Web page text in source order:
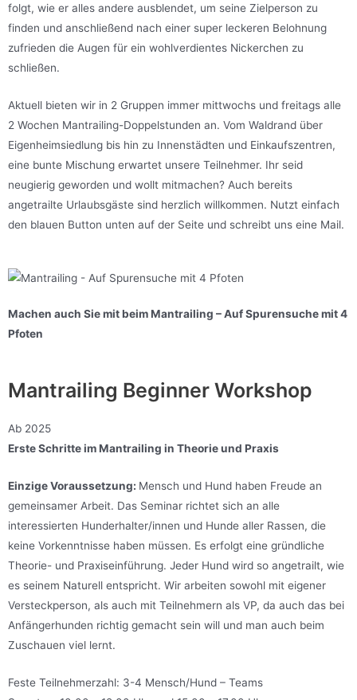
folgt, wie er alles andere ausblendet, um seine Zielperson zu
finden und anschließend nach einer super leckeren Belohnung
zufrieden die Augen für ein wohlverdientes Nickerchen zu
schließen.
Aktuell bieten wir in 2 Gruppen immer mittwochs und freitags alle
2 Wochen Mantrailing-Doppelstunden an. Vom Waldrand über
Eigenheimsiedlung bis hin zu Innenstädten und Einkaufszentren,
eine bunte Mischung erwartet unsere Teilnehmer. Ihr seid
neugierig geworden und wollt mitmachen? Auch bereits
angetrailte Urlaubsgäste sind herzlich willkommen. Nutzt einfach
den blauen Button unten auf der Seite und schreibt uns eine Mail.
Machen auch Sie mit beim Mantrailing – Auf Spurensuche mit 4
Pfoten
Mantrailing Beginner Workshop
Ab 2025
Erste Schritte im Mantrailing in Theorie und Praxis
Einzige Voraussetzung: Mensch und Hund haben Freude an
gemeinsamer Arbeit. Das Seminar richtet sich an alle
interessierten Hunderhalter/innen und Hunde aller Rassen, die
keine Vorkenntnisse haben müssen. Es erfolgt eine gründliche
Theorie- und Praxiseinführung. Jeder Hund wird so angetrailt, wie
es seinem Naturell entspricht. Wir arbeiten sowohl mit eigener
Versteckperson, als auch mit Teilnehmern als VP, da auch das bei
Anfängerhunden richtig gemacht sein will und man auch beim
Zuschauen viel lernt.
Feste Teilnehmerzahl: 3-4 Mensch/Hund – Teams